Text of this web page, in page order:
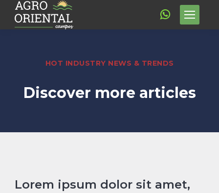
HOT INDUSTRY NEWS & TRENDS
Discover more articles
Lorem ipsum dolor sit amet,